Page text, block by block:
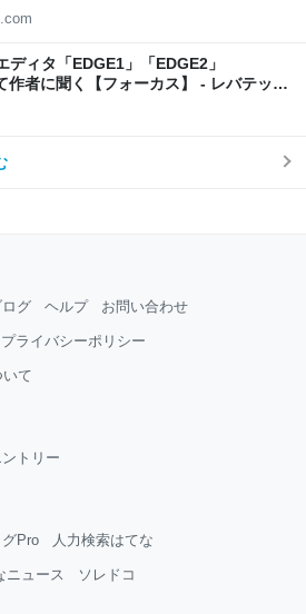
ィタ「EDGE1」「EDGE2」
作者に聞く【フォーカス】 - レバテック
グ ヘルプ お問い合わせ
プライバシーポリシー
て
トリー
Pro 人力検索はてな
ニュース ソレドコ